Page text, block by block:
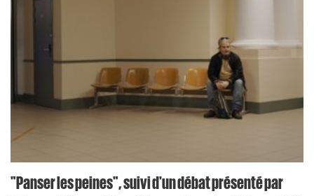
"Panser les peines", suivi d'un débat présenté par